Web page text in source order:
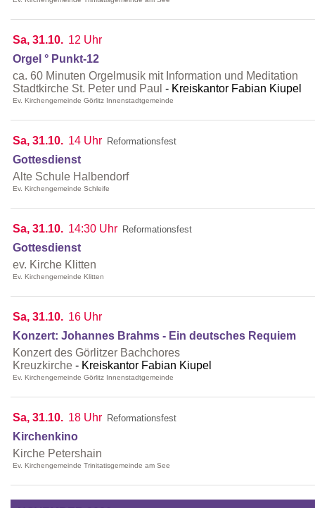
Sa, 31.10. 12 Uhr
Orgel ° Punkt-12
ca. 60 Minuten Orgelmusik mit Information und Meditation
Stadtkirche St. Peter und Paul
Kreiskantor Fabian Kiupel
Ev. Kirchengemeinde Görlitz Innenstadtgemeinde
Sa, 31.10. 14 Uhr Reformationsfest
Gottesdienst
Alte Schule Halbendorf
Ev. Kirchengemeinde Schleife
Sa, 31.10. 14:30 Uhr Reformationsfest
Gottesdienst
ev. Kirche Klitten
Ev. Kirchengemeinde Klitten
Sa, 31.10. 16 Uhr
Konzert: Johannes Brahms - Ein deutsches Requiem
Konzert des Görlitzer Bachchores
Kreuzkirche
Kreiskantor Fabian Kiupel
Ev. Kirchengemeinde Görlitz Innenstadtgemeinde
Sa, 31.10. 18 Uhr Reformationsfest
Kirchenkino
Kirche Petershain
Ev. Kirchengemeinde Trinitatisgemeinde am See